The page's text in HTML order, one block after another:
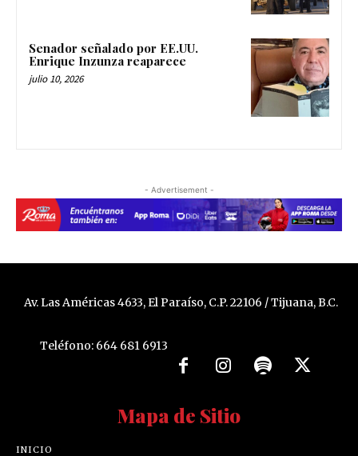
Senador señalado por EE.UU.
Enrique Inzunza reaparece
julio 10, 2026
- Advertisement -
Av. Las Américas 4633, El Paraíso, C.P. 22106 / Tijuana, B.C.
Teléfono: 664 681 6913
Mapa de Sitio
INICIO